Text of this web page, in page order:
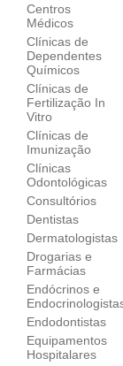
Centros
Médicos
Clínicas de
Dependentes
Químicos
Clínicas de
Fertilização In
Vitro
Clínicas de
Imunização
Clínicas
Odontológicas
Consultórios
Dentistas
Dermatologistas
Drogarias e
Farmácias
Endócrinos e
Endodontistas
Equipamentos
Hospitalares